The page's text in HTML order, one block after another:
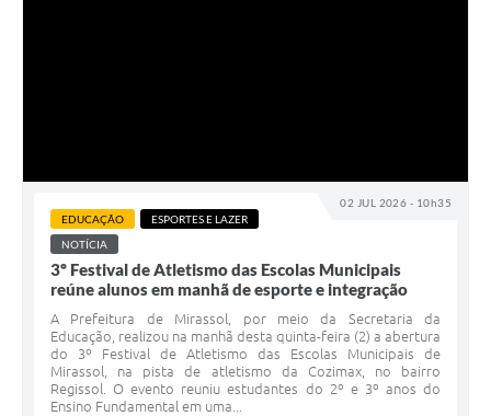
02 JUL 2026 - 10h35
EDUCAÇÃO
ESPORTES E LAZER
NOTÍCIA
3º Festival de Atletismo das Escolas Municipais
reúne alunos em manhã de esporte e integração
A Prefeitura de Mirassol, por meio da Secretaria da
Educação, realizou na manhã desta quinta-feira (2) a abertura
do 3º Festival de Atletismo das Escolas Municipais de
Mirassol, na pista de atletismo da Cozimax, no bairro
Regissol. O evento reuniu estudantes do 2º e 3º anos do
Ensino Fundamental em uma...